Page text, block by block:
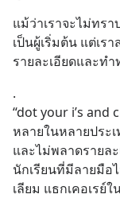
แม้ว่าเราจะไม่ทร
เป็นผู้เริ่มต้น แต่เร
รายละเอียดและท
.
“dot your i’s and
หลายในหลายประ
และไม่พลาดรายล
นักเรียนที่มีลายมือ
เลียม แธกเคอเรย์